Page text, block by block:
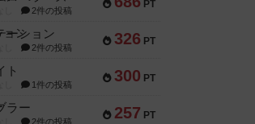
PT
2件の投稿
326 PT
ーション
2件の投稿
300 PT
ト
1件の投稿
257 PT
ラー
2件の投稿